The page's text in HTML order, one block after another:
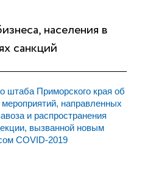
населения в
санкций
штаба Приморского края об
направленных
и распространения
вызванной новым
COVID-2019